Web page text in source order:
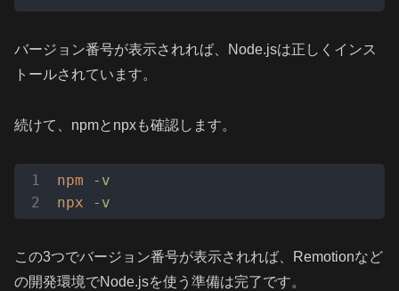
バージョン番号が表示されれば、Node.jsは正しくインス
トールされています。
続けて、npmとnpxも確認します。
npm
-v
npx
-v
この3つでバージョン番号が表示されれば、Remotionなど
の開発環境でNode.jsを使う準備は完了です。